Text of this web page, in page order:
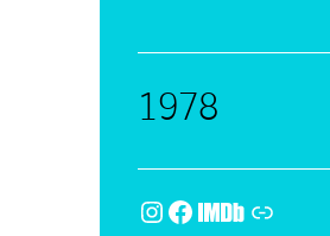
1978
Instagram Facebook IMDb Link